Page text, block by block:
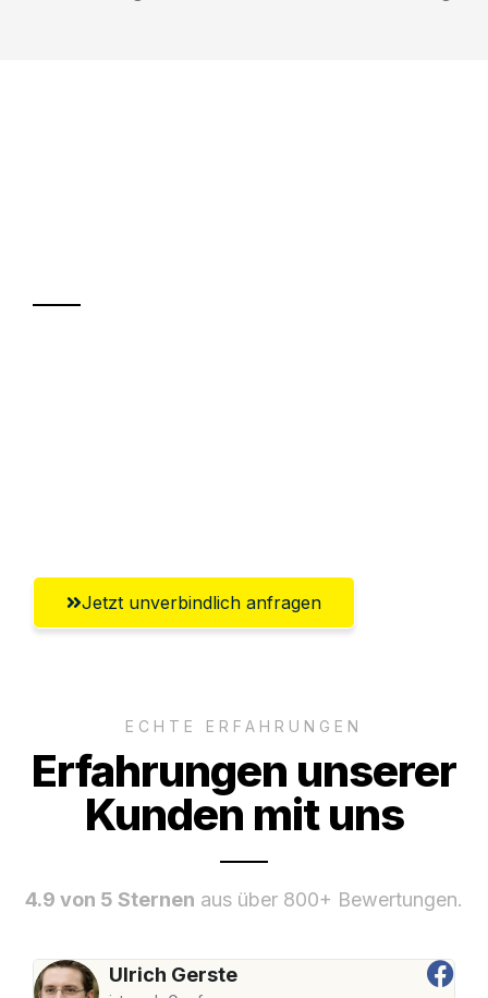
Jetzt unverbindlich anfragen
ECHTE ERFAHRUNGEN
Erfahrungen unserer
Kunden mit uns
4.9 von 5 Sternen aus über 800+ Bewertungen.
Ulrich Gerste